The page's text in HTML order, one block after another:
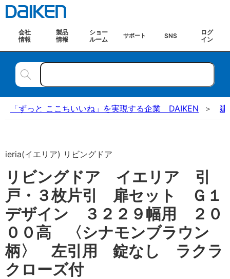
会社
情報
製品
情報
ショー
ルーム
サポート SNS
ログ
イン
「ずっと ここちいいね」を実現する企業 DAIKEN 建
ieria(イエリア) リビングドア
リビングドア イエリア 引
戸・３枚片引 扉セット Ｇ１
デザイン ３２２９幅用 ２０
００高 〈シナモンブラウン
柄〉 左引用 錠なし ラクラ
クローズ付